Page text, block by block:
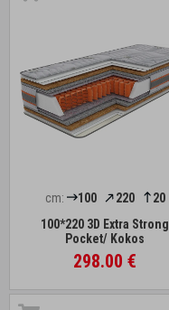
cm: 100 220
20
100*220 3D Extra Strong
Pocket/ Kokos
298.00 €